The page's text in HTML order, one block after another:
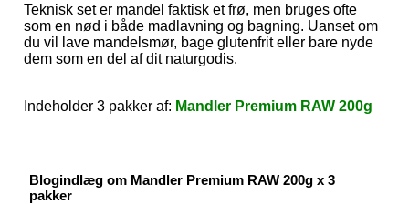
Teknisk set er mandel faktisk et frø, men bruges ofte
som en nød i både madlavning og bagning. Uanset om
du vil lave mandelsmør, bage glutenfrit eller bare nyde
dem som en del af dit naturgodis.
Indeholder 3 pakker af: Mandler Premium RAW 200g
Blogindlæg om Mandler Premium RAW 200g x 3
pakker